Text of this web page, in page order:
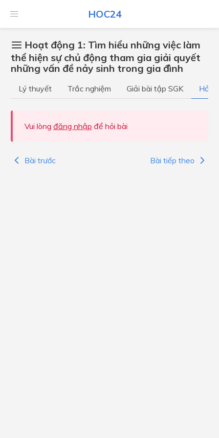
HOC24
Hoạt động 1: Tìm hiểu những việc làm
thể hiện sự chủ động tham gia giải quyết
những vấn đề nảy sinh trong gia đình
Lý thuyết Trắc nghiệm Giải bài tập SGK Hỏi
Vui lòng đăng nhập để hỏi bài
Bài trước Bài tiếp theo